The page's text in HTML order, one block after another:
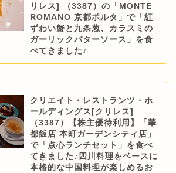
リレス] （3387）の「MONTE
ROMANO 京都ポルタ」で「紅
ずわい蟹と九条葱、カラスミの
ガーリックバターソース」を食
べてきました♪
クリエイト・レストランツ・ホ
ールディングス[クリレス]
（3387）【株主優待利用】「華
都飯店 本町ガーデンシティ店」
で「点心ランチセット」を食べ
てきました♪四川料理をベースに
本格的な中国料理が楽しめるお